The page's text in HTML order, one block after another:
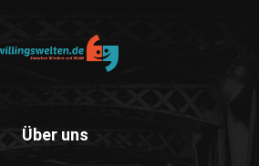
Über uns